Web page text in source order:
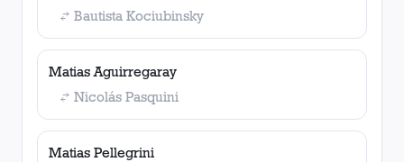
Bautista Kociubinsky
Matias Aguirregaray
Nicolás Pasquini
Matias Pellegrini